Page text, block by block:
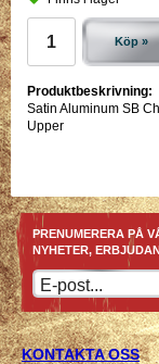
Köp »
Produktbeskrivning:
Satin Aluminum SB
Upper
PRENUMERERA PÅ
NYHETER,
KONTAKTA OSS